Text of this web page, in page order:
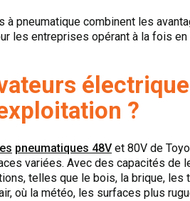
pneumatique combinent les
les entreprises opérant à la fois en
?
pneumatiques 48V et 80V de
variées. Avec des capacités de
telles que le bois, la brique,
où la météo, les surfaces plus